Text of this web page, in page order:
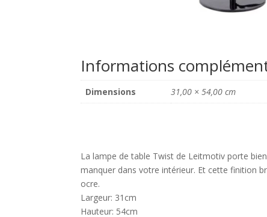
Informations
Dimensions 31,00 × 54,00 cm
La lampe de table Twist de Leitmotiv porte
manquer dans votre intérieur. Et cette finition
ocre.
Largeur: 31cm
Hauteur: 54cm